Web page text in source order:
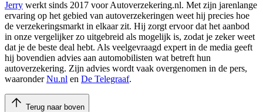
Jerry werkt sinds 2017 voor Autoverzekering.nl. Met zijn jarenlange
ervaring op het gebied van autoverzekeringen weet hij precies hoe
de verzekeringsmarkt in elkaar zit. Hij zorgt ervoor dat het aanbod
in onze vergelijker zo uitgebreid als mogelijk is, zodat je zeker weet
dat je de beste deal hebt. Als veelgevraagd expert in de media geeft
hij bovendien advies aan automobilisten wat betreft hun
autoverzekering. Zijn advies wordt vaak overgenomen in de pers,
waaronderNu.nl en De Telegraaf.
Terug naar boven